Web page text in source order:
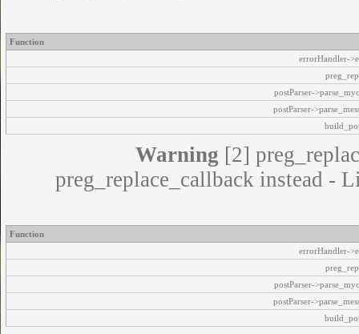
Function
errorHandler-
postParser-
postParser-
Warning [2]
preg_replace_callback instead -
Function
errorHandler-
postParser-
postParser-